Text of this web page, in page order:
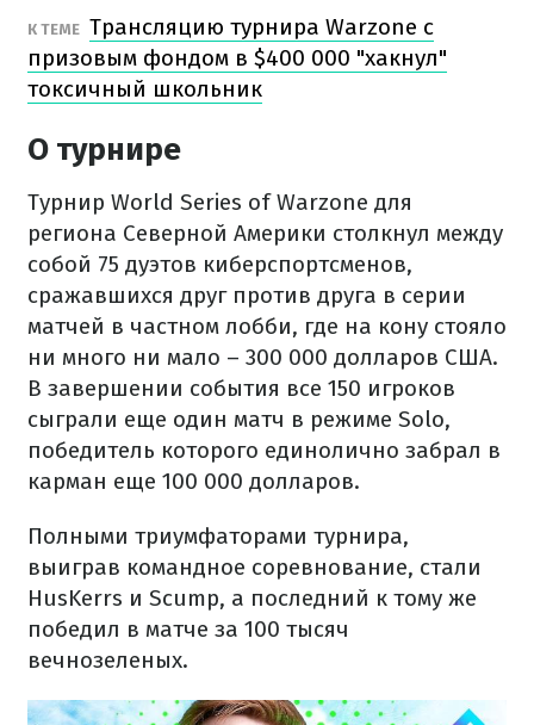
К ТЕМЕ Трансляцию турнира Warzone с
призовым фондом в $400 000 "хакнул"
токсичный школьник
О турнире
Турнир World Series of Warzone для
региона Северной Америки столкнул между
собой 75 дуэтов киберспортсменов,
сражавшихся друг против друга в серии
матчей в частном лобби, где на кону стояло
ни много ни мало – 300 000 долларов США.
В завершении события все 150 игроков
сыграли еще один матч в режиме Solo,
победитель которого единолично забрал в
карман еще 100 000 долларов.
Полными триумфаторами турнира,
выиграв командное соревнование, стали
HusKerrs и Scump, а последний к тому же
победил в матче за 100 тысяч
вечнозеленых.